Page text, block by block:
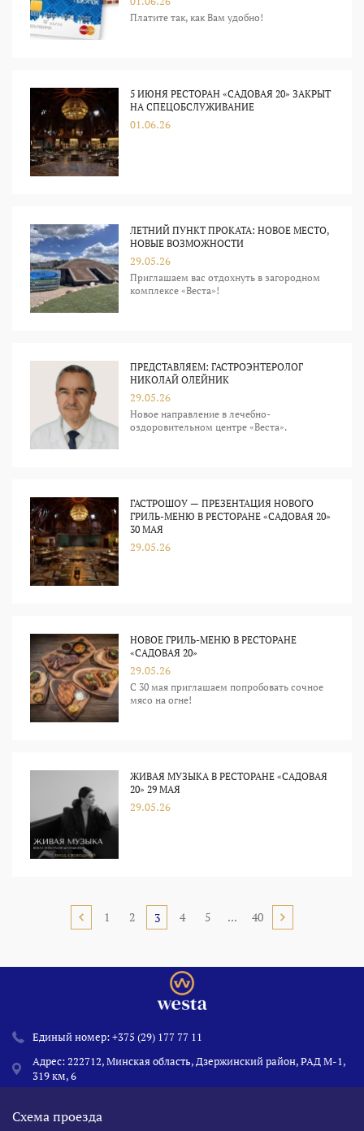
Платите так, как Вам удобно!
5 ИЮНЯ РЕСТОРАН «‎САДОВАЯ 20» ЗАКРЫТ
НА СПЕЦОБСЛУЖИВАНИЕ
01.06.26
ЛЕТНИЙ ПУНКТ ПРОКАТА: НОВОЕ МЕСТО,
НОВЫЕ ВОЗМОЖНОСТИ
29.05.26
Приглашаем вас отдохнуть в загородном
комплексе «Веста»!
ПРЕДСТАВЛЯЕМ: ГАСТРОЭНТЕРОЛОГ
НИКОЛАЙ ОЛЕЙНИК
29.05.26
Новое направление в лечебно-
оздоровительном центре «Веста».
ГАСТРОШОУ — ПРЕЗЕНТАЦИЯ НОВОГО
ГРИЛЬ-МЕНЮ В РЕСТОРАНЕ «САДОВАЯ 20»
30 МАЯ
29.05.26
НОВОЕ ГРИЛЬ-МЕНЮ В РЕСТОРАНЕ
«САДОВАЯ 20»
29.05.26
С 30 мая приглашаем попробовать сочное
мясо на огне!
ЖИВАЯ МУЗЫКА В РЕСТОРАНЕ «САДОВАЯ
20» 29 МАЯ
29.05.26
1 2 3 4 5 ... 40
Единый номер:+375 (29) 177 77 11
Адрес: 222712, Минская область, Дзержинский район, РАД М-1,
319 км, 6
Схема проезда